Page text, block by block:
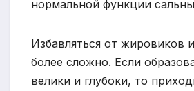
нормальной функции
Избавляться от жировиков
более сложно. Если
велики и глубоки, то